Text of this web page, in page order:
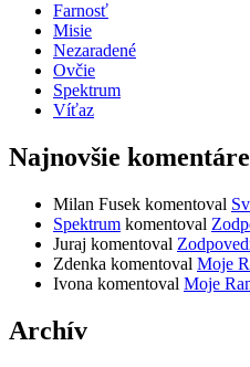
Farnosť
Misie
Nezaradené
Ovčie
Spektrum
Víťaz
Najnovšie komentáre
Milan Fusek komentoval
Spektrum komentoval
Juraj komentoval
Zdenka komentoval Moje
Ivona komentoval Moje
Archív